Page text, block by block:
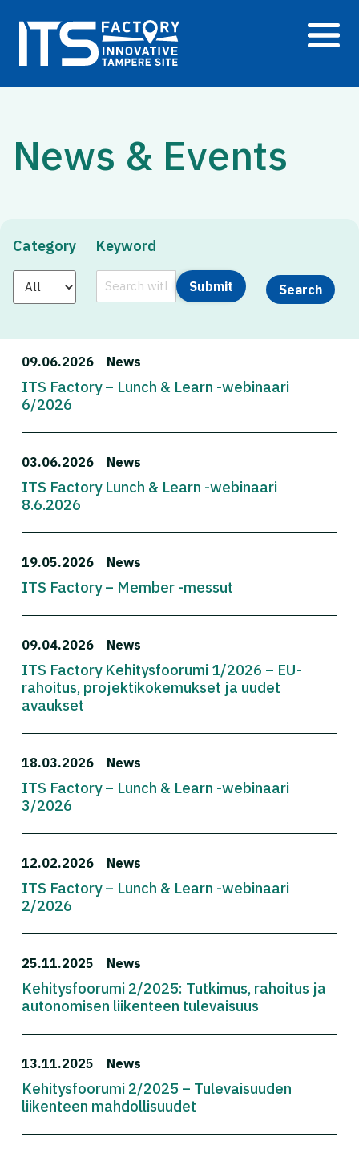
sisältöön
News & Events
Category Keyword
Submit Search
09.06.2026 News
ITS Factory – Lunch & Learn -webinaari
6/2026
03.06.2026 News
ITS Factory Lunch & Learn -webinaari
8.6.2026
19.05.2026 News
ITS Factory – Member -messut
09.04.2026 News
ITS Factory Kehitysfoorumi 1/2026 – EU-
rahoitus, projektikokemukset ja uudet
avaukset
18.03.2026 News
ITS Factory – Lunch & Learn -webinaari
3/2026
12.02.2026 News
ITS Factory – Lunch & Learn -webinaari
2/2026
25.11.2025 News
Kehitysfoorumi 2/2025: Tutkimus, rahoitus ja
autonomisen liikenteen tulevaisuus
13.11.2025 News
Kehitysfoorumi 2/2025 – Tulevaisuuden
liikenteen mahdollisuudet